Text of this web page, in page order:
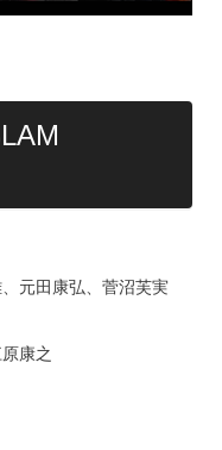
元田康弘、菅沼芙実
康之